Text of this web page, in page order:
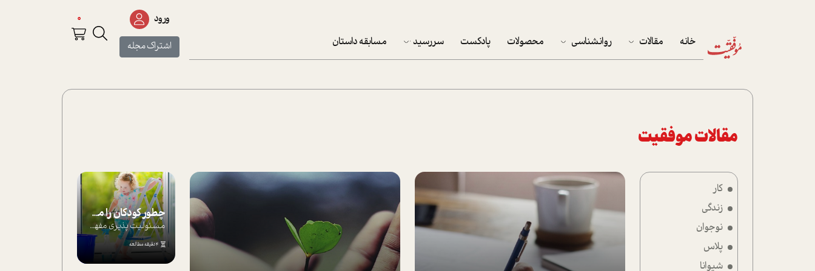
خانه مقالات
پرونده ویژه
روانشناسی محصولات پادکست سررسید
تقویم دیواری
مسابقه داستان
ورود
اشتراک مجله
0
مقالات موفقیت
کار
زندگی
نوجوان
پلاس
شیوانا
چطور کودکان را مسئولیت‌پذیر بار بیاورید؟
مسئولیت پذیری مفهومی ا ست که هر چه کودکت...
4 دقیقه مطالعه